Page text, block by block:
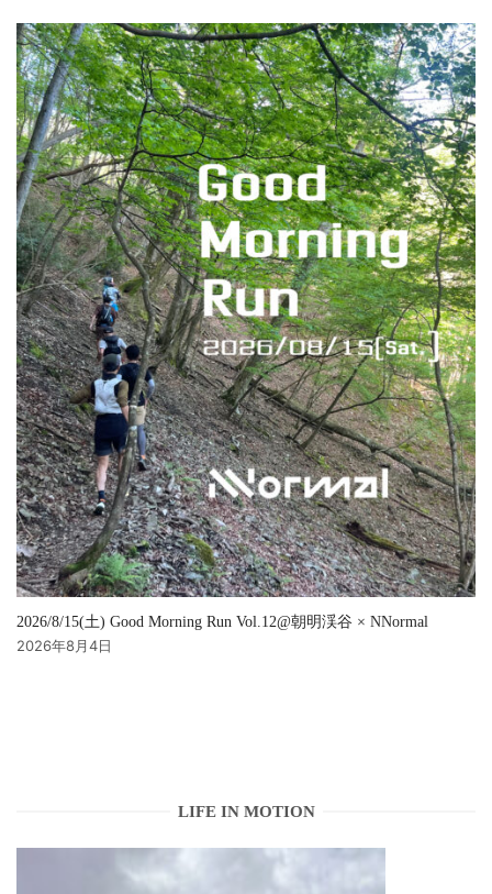
2026/8/15(土) Good Morning Run Vol.12@朝明渓谷 × NNormal
2026年8月4日
LIFE IN MOTION